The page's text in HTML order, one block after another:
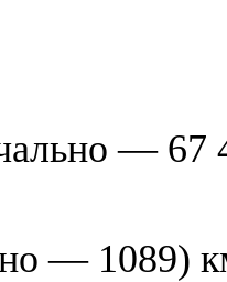
— 67
— 1089)